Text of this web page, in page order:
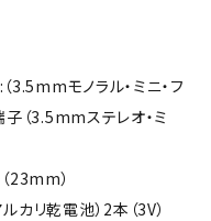
モノラル・ミニ・フ
子（3.5mmステレオ・ミ
23mm）
カリ乾電池）2本（3V）